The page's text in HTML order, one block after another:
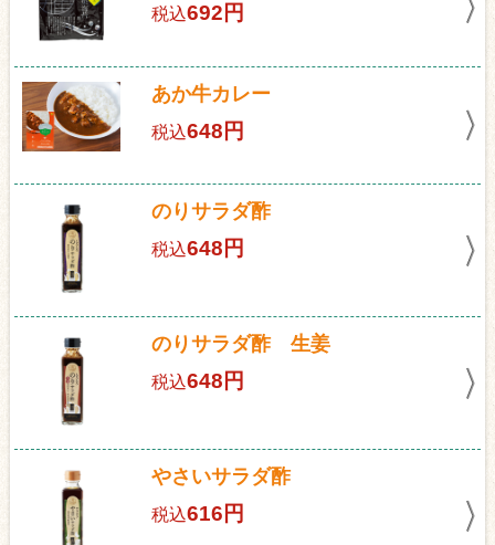
税込692円
あか牛カレー
税込648円
のりサラダ酢
税込648円
のりサラダ酢 生姜
税込648円
やさいサラダ酢
税込616円